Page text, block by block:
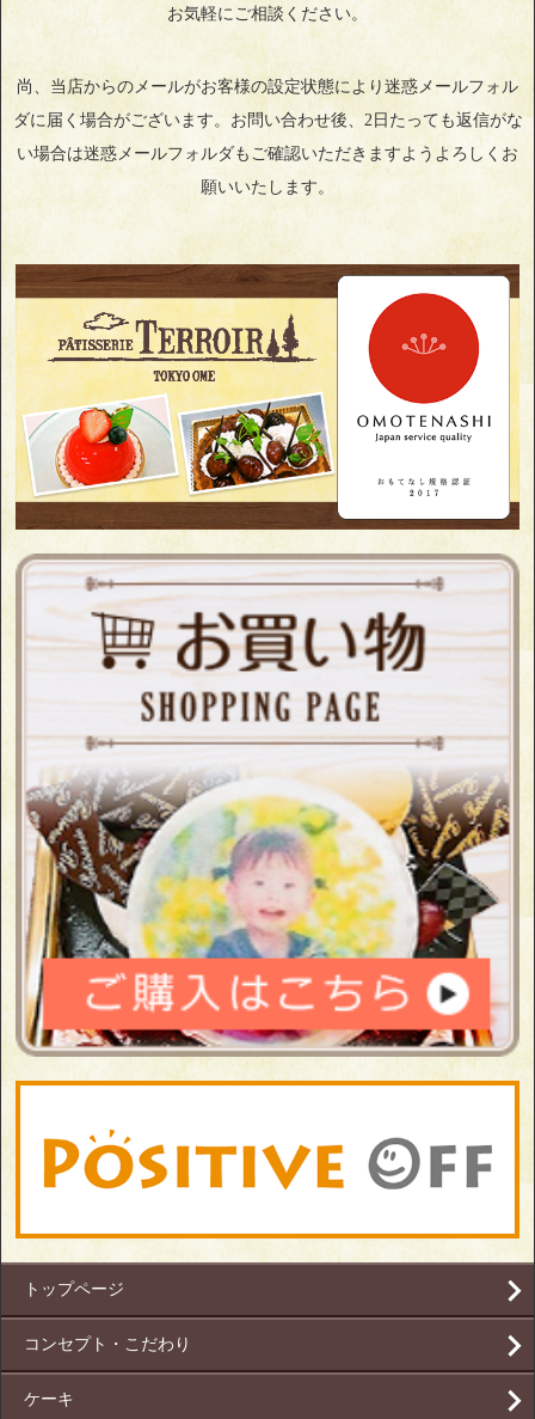
お気軽にご相談ください。
尚、当店からのメールがお客様の設定状態により迷惑メールフォル
ダに届く場合がございます。お問い合わせ後、2日たっても返信がな
い場合は迷惑メールフォルダもご確認いただきますようよろしくお
願いいたします。
トップページ
コンセプト・こだわり
ケーキ